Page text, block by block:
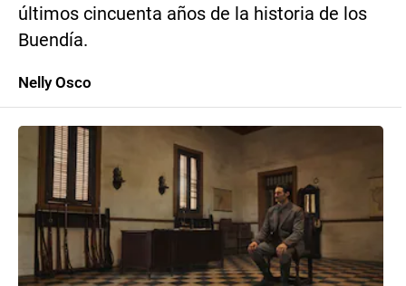
últimos cincuenta años de la historia de los
Buendía.
Nelly Osco